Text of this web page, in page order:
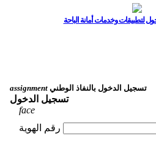
لتطبيقات وخدمات أمانة الباحة
assignment تسجيل الدخول بالنفاذ الوطني
تسجيل الدخول
face
رقم الهوية